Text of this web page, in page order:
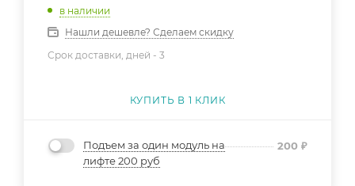
в наличии
Нашли дешевле? Сделаем скидку
Срок доставки, дней - 3
КУПИТЬ В 1 КЛИК
Подъем за один модуль на
лифте 200 руб
200 ₽